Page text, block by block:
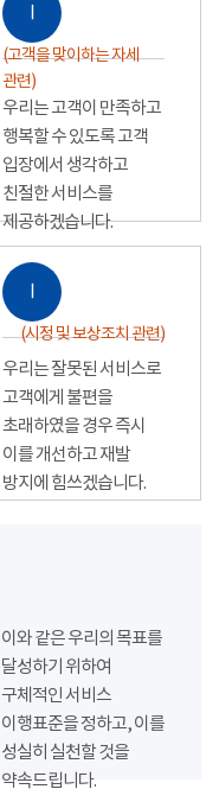
Ⅰ
(고객을 맞이하는 자세
관련)
우리는 고객이 만족하고
행복할 수 있도록 고객
입장에서 생각하고
친절한 서비스를
제공하겠습니다.
Ⅰ
(시정 및 보상조치 관련)
우리는 잘못된 서비스로
고객에게 불편을
초래하였을 경우 즉시
이를 개선하고 재발
방지에 힘쓰겠습니다.
이와 같은 우리의 목표를
달성하기 위하여
구체적인 서비스
이행표준을 정하고, 이를
성실히 실천할 것을
약속드립니다.